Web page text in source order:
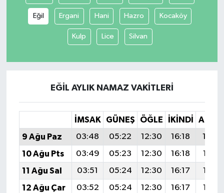
Eğil Ergani Hani Hazro Kocaköy
Kulp Lice Silvan
EĞIL AYLIK NAMAZ VAKITLERI
İMSAK GÜNEŞ ÖĞLE İKINDI
9 Ağu Paz
03:48 05:22 12:30 16:18
19:29
10 Ağu Pts
03:49 05:23 12:30 16:18
19:28
11 Ağu Sal
03:51 05:24 12:30 16:17
19:26
12 Ağu Çar
03:52 05:24 12:30 16:17
19:25